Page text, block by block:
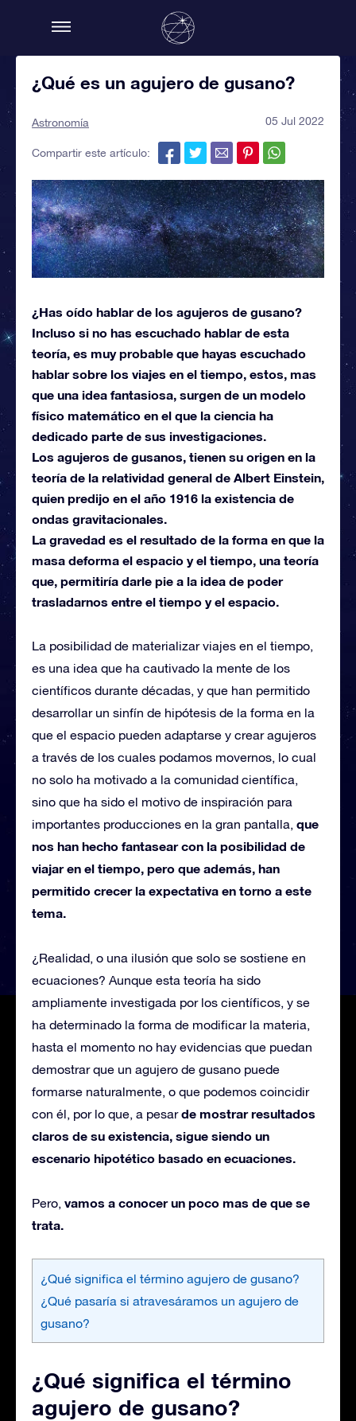
¿Qué es un agujero de gusano?
Astronomía 05 Jul 2022
Compartir este artículo:
¿Has oído hablar de los agujeros de gusano?
Incluso si no has escuchado hablar de esta
teoría, es muy probable que hayas escuchado
hablar sobre los viajes en el tiempo, estos, mas
que una idea fantasiosa, surgen de un modelo
físico matemático en el que la ciencia ha
dedicado parte de sus investigaciones.
Los agujeros de gusanos, tienen su origen en la
teoría de la relatividad general de Albert Einstein,
quien predijo en el año 1916 la existencia de
ondas gravitacionales.
La gravedad es el resultado de la forma en que la
masa deforma el espacio y el tiempo, una teoría
que, permitiría darle pie a la idea de poder
trasladarnos entre el tiempo y el espacio.
La posibilidad de materializar viajes en el tiempo,
es una idea que ha cautivado la mente de los
científicos durante décadas, y que han permitido
desarrollar un sinfín de hipótesis de la forma en la
que el espacio pueden adaptarse y crear agujeros
a través de los cuales podamos movernos, lo cual
no solo ha motivado a la comunidad científica,
sino que ha sido el motivo de inspiración para
importantes producciones en la gran pantalla, que
nos han hecho fantasear con la posibilidad de
viajar en el tiempo, pero que además, han
permitido crecer la expectativa en torno a este
tema.
¿Realidad, o una ilusión que solo se sostiene en
ecuaciones? Aunque esta teoría ha sido
ampliamente investigada por los científicos, y se
ha determinado la forma de modificar la materia,
hasta el momento no hay evidencias que puedan
demostrar que un agujero de gusano puede
formarse naturalmente, o que podemos coincidir
con él, por lo que, a pesarde mostrar resultados
claros de su existencia, sigue siendo un
escenario hipotético basado en ecuaciones.
Pero, vamos a conocer un poco mas de que se
trata.
¿Qué significa el término agujero de gusano?
¿Qué pasaría si atravesáramos un agujero de
gusano?
¿Qué significa el término
agujero de gusano?